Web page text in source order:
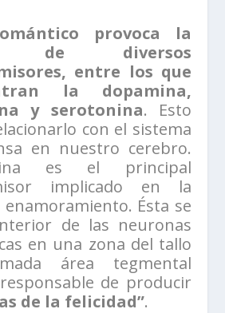
provoca la
de diversos
entre los que
la dopamina,
y serotonina. Esto
con el sistema
en nuestro cerebro.
es el principal
implicado en la
enamoramiento. Ésta se
de las neuronas
en una zona del tallo
área tegmental
de producir
de la felicidad”.